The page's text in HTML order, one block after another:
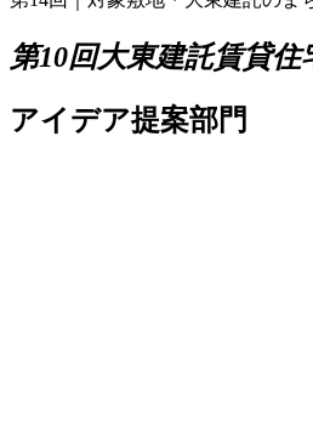
第10回大東建託賃貸
アイデア提案部門